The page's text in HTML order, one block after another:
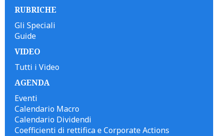
RUBRICHE
Gli Speciali
Guide
VIDEO
Tutti i Video
AGENDA
Eventi
Calendario Macro
Calendario Dividendi
Coefficienti di rettifica e Corporate Actions